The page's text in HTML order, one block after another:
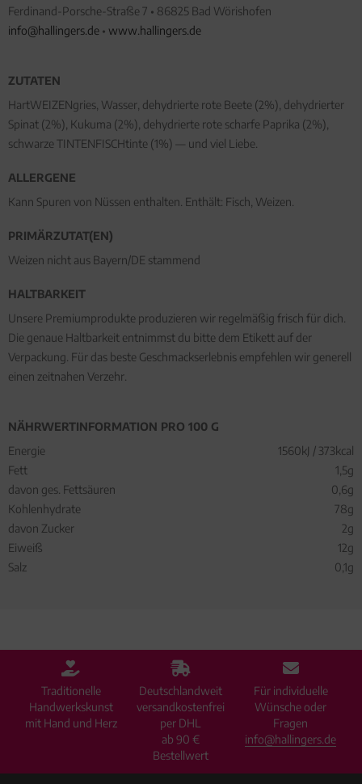
Ferdinand-Porsche-Straße 7 • 86825 Bad Wörishofen
info@hallingers.de • www.hallingers.de
ZUTATEN
HartWEIZENgries, Wasser, dehydrierte rote Beete (2%), dehydrierter
Spinat (2%), Kukuma (2%), dehydrierte rote scharfe Paprika (2%),
schwarze TINTENFISCHtinte (1%) — und viel Liebe.
ALLERGENE
Kann Spuren von Nüssen enthalten. Enthält: Fisch, Weizen.
PRIMÄRZUTAT(EN)
Weizen nicht aus Bayern/DE stammend
HALTBARKEIT
Unsere Premiumprodukte produzieren wir regelmäßig frisch für dich.
Die genaue Haltbarkeit entnimmst du bitte dem Etikett auf der
Verpackung. Für das beste Geschmackserlebnis empfehlen wir generell
einen zeitnahen Verzehr.
NÄHRWERTINFORMATION PRO 100 G
Energie
1560kJ / 373kcal
Fett
1,5g
davon ges. Fettsäuren
0,6g
Kohlenhydrate
78g
davon Zucker
2g
Eiweiß
12g
Salz
0,1g
Traditionelle
Handwerkskunst
mit Hand und Herz
Deutschlandweit
versandkostenfrei
per DHL
ab 90 €
Bestellwert
Für individuelle
Wünsche oder
Fragen
info@hallingers.de